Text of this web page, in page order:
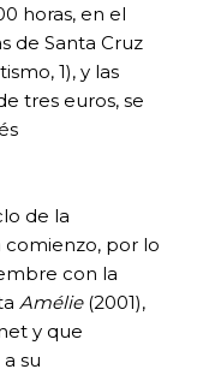
horas, en el
de Santa Cruz
1), y las
tres euros, se
de la
comienzo, por lo
con la
Amélie(2001),
y que
su